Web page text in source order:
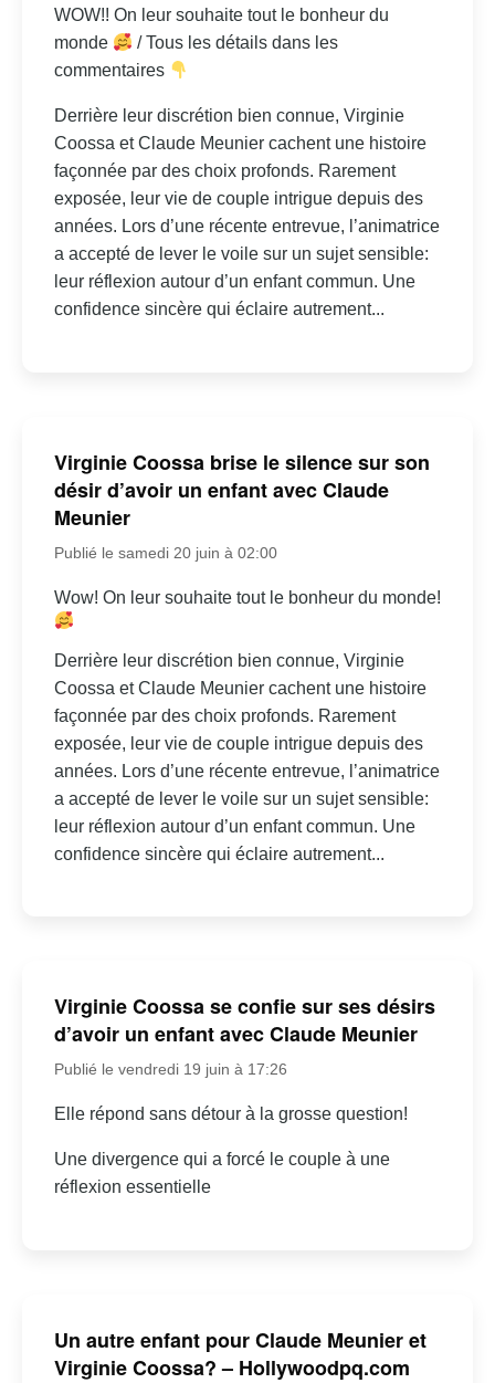
WOW!! On leur souhaite tout le bonheur du
monde
/ Tous les détails dans les
commentaires
Derrière leur discrétion bien connue, Virginie
Coossa et Claude Meunier cachent une histoire
façonnée par des choix profonds. Rarement
exposée, leur vie de couple intrigue depuis des
années. Lors d’une récente entrevue, l’animatrice
a accepté de lever le voile sur un sujet sensible:
leur réflexion autour d’un enfant commun. Une
confidence sincère qui éclaire autrement...
Virginie Coossa brise le silence sur son
désir d’avoir un enfant avec Claude
Meunier
Publié le samedi 20 juin à 02:00
Wow! On leur souhaite tout le bonheur du monde!
Derrière leur discrétion bien connue, Virginie
Coossa et Claude Meunier cachent une histoire
façonnée par des choix profonds. Rarement
exposée, leur vie de couple intrigue depuis des
années. Lors d’une récente entrevue, l’animatrice
a accepté de lever le voile sur un sujet sensible:
leur réflexion autour d’un enfant commun. Une
confidence sincère qui éclaire autrement...
Virginie Coossa se confie sur ses désirs
d’avoir un enfant avec Claude Meunier
Publié le vendredi 19 juin à 17:26
Elle répond sans détour à la grosse question!
Une divergence qui a forcé le couple à une
réflexion essentielle
Un autre enfant pour Claude Meunier et
Virginie Coossa? – Hollywoodpq.com